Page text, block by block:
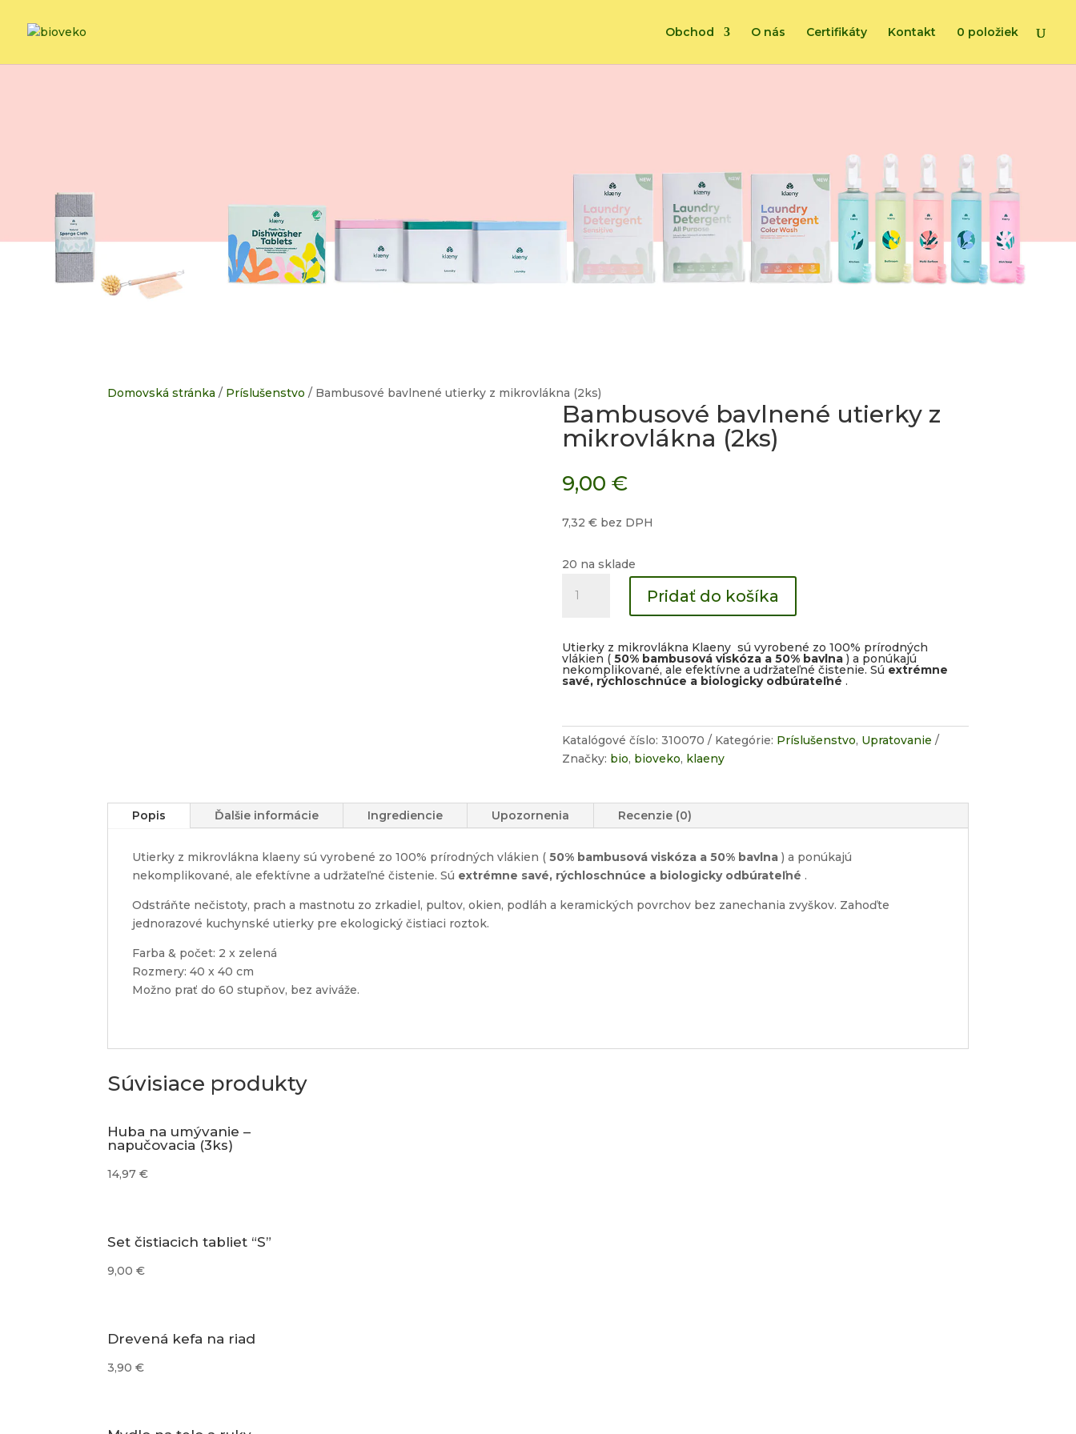
Obchod O nás Certifikáty Kontakt 0 položiek
Domovská stránka / Príslušenstvo / Bambusové bavlnené utierky z mikrovlákna (2ks)
Bambusové bavlnené utierky z
mikrovlákna (2ks)
9,00 €
7,32 €bez DPH
20 na sklade
Bambusové
z
mikrovlákna
Pridať do košíka
Utierky z mikrovlákna Klaeny sú vyrobené zo 100% prírodných
vlákien ( 50% bambusová viskóza a 50% bavlna) a ponúkajú
nekomplikované, ale efektívne a udržateľné čistenie. Sú extrémne
savé, rýchloschnúce a biologicky odbúrateľné .
Katalógové číslo: 310070 Kategórie: Príslušenstvo, Upratovanie
Značky: bio, bioveko, klaeny
Popis Ďalšie informácie Ingrediencie Upozornenia Recenzie (0)
Utierky z mikrovlákna klaeny sú vyrobené zo 100% prírodných vlákien (50% bambusová viskóza a 50% bavlna ) a ponúkajú
nekomplikované, ale efektívne a udržateľné čistenie. Sú extrémne savé, rýchloschnúce a biologicky odbúrateľné .
Odstráňte nečistoty, prach a mastnotu zo zrkadiel, pultov, okien, podláh a keramických povrchov bez zanechania zvyškov. Zahoďte
jednorazové kuchynské utierky pre ekologický čistiaci roztok.
Farba & počet: 2 x zelená
Rozmery: 40 x 40 cm
Možno prať do 60 stupňov, bez aviváže.
Súvisiace produkty
Huba na umývanie –
napučovacia (3ks)
14,97€
Set čistiacich tabliet “S”
9,00€
Drevená kefa na riad
3,90€